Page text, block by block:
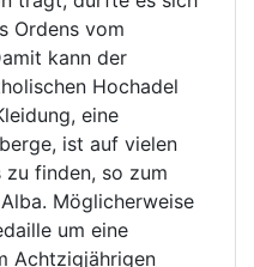
Ordens vom
kann der
Hochadel
eine
ist auf vielen
finden, so zum
Möglicherweise
um eine
Achtzigjährigen